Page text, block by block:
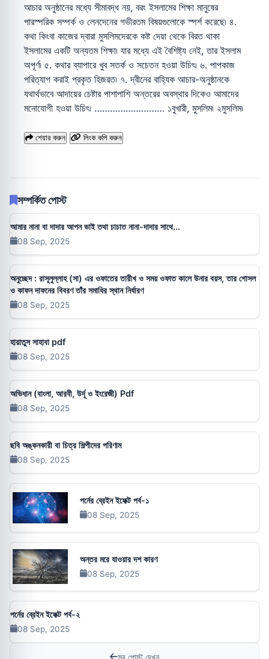
আচার অনুষ্ঠানের মধ্যে সীমাবদ্ধ নয়, বরং ইসলামের শিক্ষা মানুষের
পারস্পরিক সম্পর্ক ও লেনদেনের গভীরতম বিষয়গুলোকে স্পর্শ করেছে৷ ৪.
কথা কিংবা কাজের দ্বারা মুসলিমদেরকে কষ্ট দেয়া থেকে বিরত থাকা
ইসলামের একটি অন্যতম শিক্ষা৷ যার মধ্যে এই বৈশিষ্ট্য নেই, তার ইসলাম
অপূর্ণ৷ ৫. কথার ব্যাপারে খুব সতর্ক ও সচেতন হওয়া উচিৎ৷ ৬. পাপকাজ
পরিত্যাগ করাই প্রকৃত হিজরত৷ ৭. দ্বীনের বাহ্যিক আচার-অনুষ্ঠানকে
যথার্থভাবে আদায়ের চেষ্টার পাশাপাশি অন্তরের অবস্থার দিকেও আমাদের
মনোযোগী হওয়া উচিৎ৷ ……………………… ১বুখারী, মুসলিম৷ ২মুসলিম৷
শেয়ার করুন লিংক কপি করুন
সম্পর্কিত পোস্ট
আমার নানা বা দাদার আপন ভাই তথা চাচাত নানা-দাদার সাথে...
08 Sep, 2025
অনুচ্ছেদ : রাসূলুল্লাহ (সা) এর ওফাতের তারীখ ও সময় ওফাত কালে উনার বয়স, তার গোসল
ও কাফন দাফনের বিবরণ তাঁর সমাধির স্থান নির্ধারণ
08 Sep, 2025
হায়াতুস সাহাবা pdf
08 Sep, 2025
অভিধান (বাংলা, আরবী, উর্দূ ও ইংরেজী) Pdf
08 Sep, 2025
ছবি অঙ্কনকারী বা চিত্র শিল্পীদের পরিণাম
08 Sep, 2025
পর্নের ব্রেইন ইফেক্ট পর্ব-১
08 Sep, 2025
অন্তর মরে যাওয়ার দশ কারণ
08 Sep, 2025
পর্নের ব্রেইন ইফেক্ট পর্ব-২
08 Sep, 2025
সব পোস্ট দেখুন